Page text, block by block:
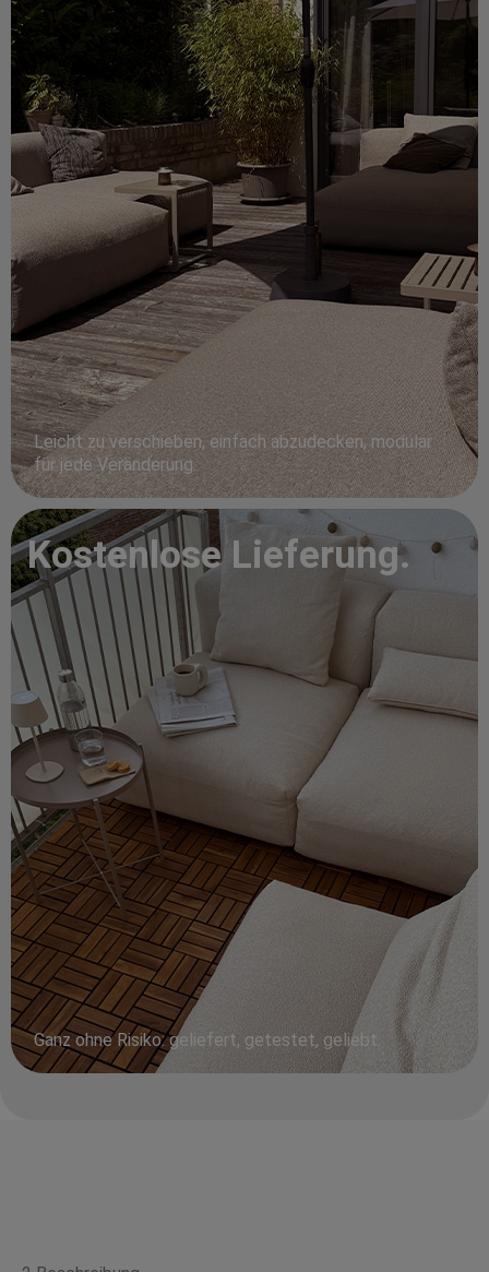
Leicht zu verschieben, einfach abzudecken, modular
für jede Veränderung.
Kostenlose Lieferung.
Ganz ohne Risiko: geliefert, getestet, geliebt.